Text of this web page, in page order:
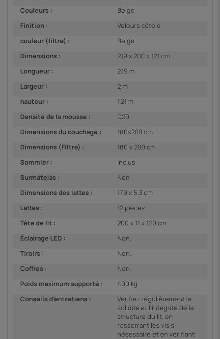
Couleurs :
Beige
Finition :
Velours côtelé
couleur (filtre) :
Beige
Dimensions :
219 x 200 x 121 cm
Longueur :
2.19 m
Largeur :
2 m
hauteur :
1.21 m
Densité de la mousse :
D20
Dimensions du couchage :
180x200 cm
Dimensions (Filtre) :
180 x 200 cm
Sommier :
inclus
Surmatelas :
Non
Dimensions des lattes :
179 x 5.3 cm
Lattes :
12 pièces
Tête de lit :
200 x 11 x 120 cm
Éclairage LED :
Non.
Tiroirs :
Non.
Coffres :
Non.
Poids maximum supporté :
400 kg
Conseils d'entretiens :
Vérifiez régulièrement la
solidité et l'intégrité de la
structure du lit, en
resserrant les vis si
nécessaire et en vérifiant